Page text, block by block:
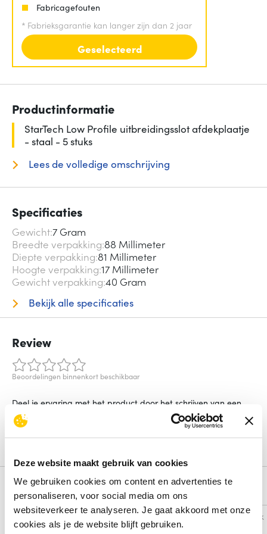
Deze website maakt gebruik van cookies
We gebruiken cookies om content en advertenties te
personaliseren, voor social media om ons
websiteverkeer te analyseren. Je gaat akkoord met onze
cookies als je de website blijft gebruiken.
Fabricagefouten
* Fabrieksgarantie kan langer zijn dan 2 jaar
Geselecteerd
Productinformatie
StarTech Low Profile uitbreidingsslot afdekplaatje
- staal - 5 stuks
Lees de volledige omschrijving
Specificaties
Gewicht7 Gram
Breedte verpakking 88 Millimeter
Diepte verpakking 81 Millimeter
Hoogte verpakking 17 Millimeter
Gewicht verpakking 40 Gram
Bekijk alle specificaties
Review
Beoordelingen binnenkort beschikbaar
Deel je ervaring met het product door het schrijven van een
review.
Schrijf een review
Alternatieven
Vergelijk Vergelijk